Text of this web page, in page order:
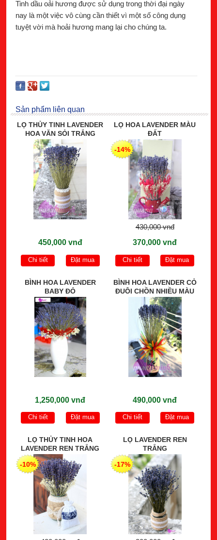
Tinh dầu oải hương được sử dụng trong thời đại ngày
nay là một việc vô cùng cần thiết vì một số công dụng
tuyệt vời mà hoải hương mang lại cho chúng ta.
Sản phẩm liên quan
LỌ THỦY TINH LAVENDER
HOA VĂN SỎI TRẮNG
450,000 vnđ
Chi tiết Đặt mua
LỌ HOA LAVENDER MÀU
ĐẤT
-14%
430,000 vnđ
370,000 vnđ
Chi tiết Đặt mua
BÌNH HOA LAVENDER
BABY ĐỎ
1,250,000 vnđ
Chi tiết Đặt mua
BÌNH HOA LAVENDER CỎ
ĐUÔI CHỒN NHIỀU MÀU
490,000 vnđ
Chi tiết Đặt mua
LỌ THỦY TINH HOA
LAVENDER REN TRẮNG
-10%
LỌ LAVENDER REN
TRẮNG
-17%